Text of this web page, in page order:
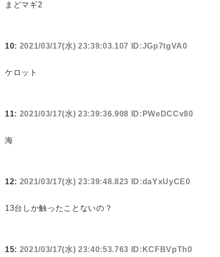
まどマギ2
10: 2021/03/17(水) 23:39:03.107 ID:JGp7tgVA0
ケロット
11: 2021/03/17(水) 23:39:36.908 ID:PWeDCCv80
海
12: 2021/03/17(水) 23:39:48.823 ID:daYxUyCE0
13台しか触ったことないの？
15: 2021/03/17(水) 23:40:53.763 ID:KCFBVpTh0